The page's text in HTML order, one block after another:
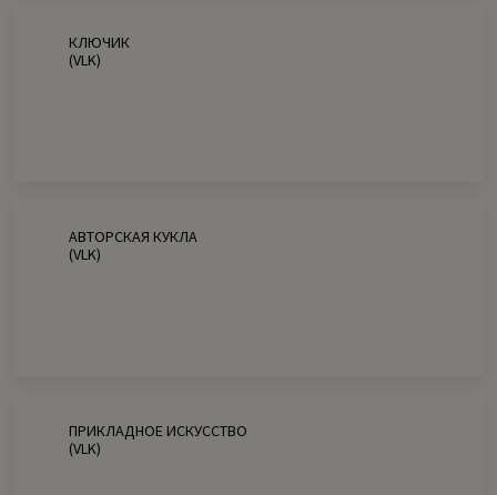
КЛЮЧИК
(VLK)
АВТОРСКАЯ КУКЛА
(VLK)
ПРИКЛАДНОЕ ИСКУССТВО
(VLK)